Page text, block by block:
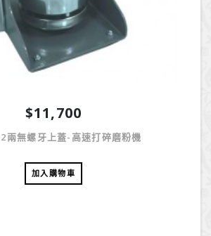
$11,700
兩無螺牙上蓋-高速打碎磨粉機
加入購物車